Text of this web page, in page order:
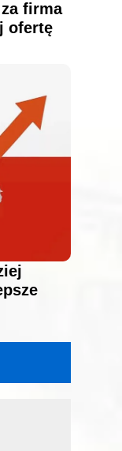
firma
ofertę